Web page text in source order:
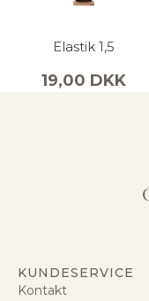
Elastik 1,5
19,00 DKK
KUNDESERVICE
Kontakt